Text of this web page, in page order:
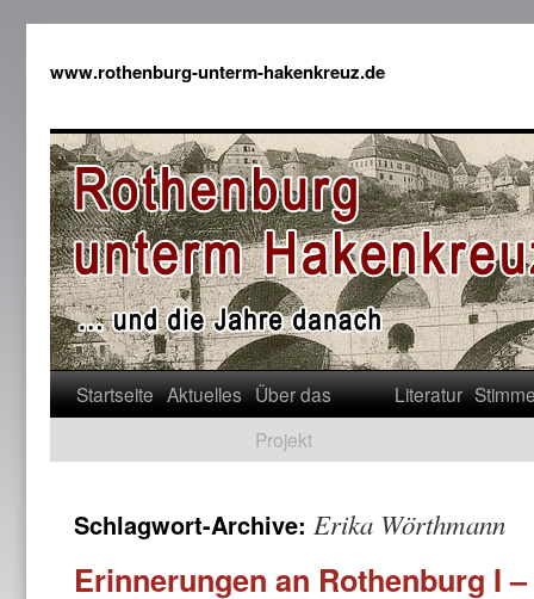
www.rothenburg-unterm-hakenkreuz.de
Startseite Aktuelles Über das
Projekt
Literatur
Schlagwort-Archive: Erika Wörthmann
Erinnerungen an Rothenburg I